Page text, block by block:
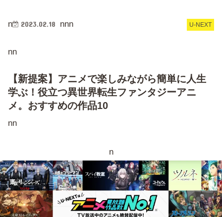
n U-NEXT
2023.02.18 nnn
nn
【新提案】アニメで楽しみながら簡単に人生
学ぶ！役立つ異世界転生ファンタジーアニ
メ。おすすめの作品10
nn
n